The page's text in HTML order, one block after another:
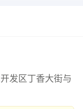
发区丁香大街与